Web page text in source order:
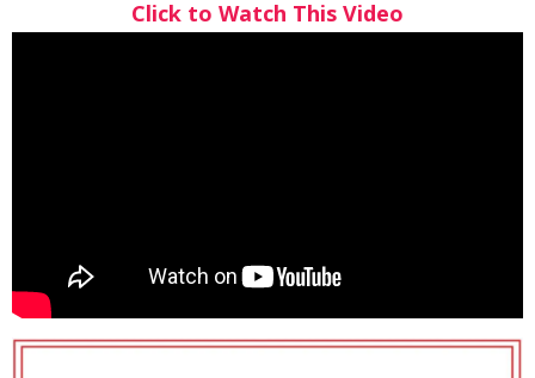
Click to Watch This Video